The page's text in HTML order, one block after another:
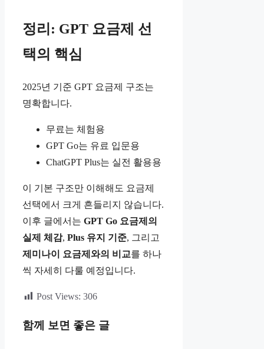
정리: GPT 요금제 선
택의 핵심
2025년 기준 GPT 요금제 구조는
명확합니다.
무료는 체험용
GPT Go는 유료 입문용
ChatGPT Plus는 실전 활용용
이 기본 구조만 이해해도 요금제
선택에서 크게 흔들리지 않습니다.
이후 글에서는 GPT Go 요금제의
실제 체감, Plus 유지 기준, 그리고
제미나이 요금제와의 비교를 하나
씩 자세히 다룰 예정입니다.
Post Views: 306
함께 보면 좋은 글